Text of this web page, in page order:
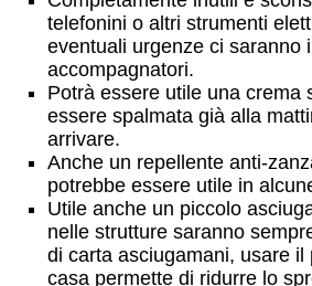
telefonini o altri strumenti
eventuali urgenze ci saranno
accompagnatori.
Potrà essere utile una crema
essere spalmata già alla
arrivare.
Anche un repellente anti-
potrebbe essere utile in
Utile anche un piccolo
nelle strutture saranno
di carta asciugamani, usare il
casa permette di ridurre lo